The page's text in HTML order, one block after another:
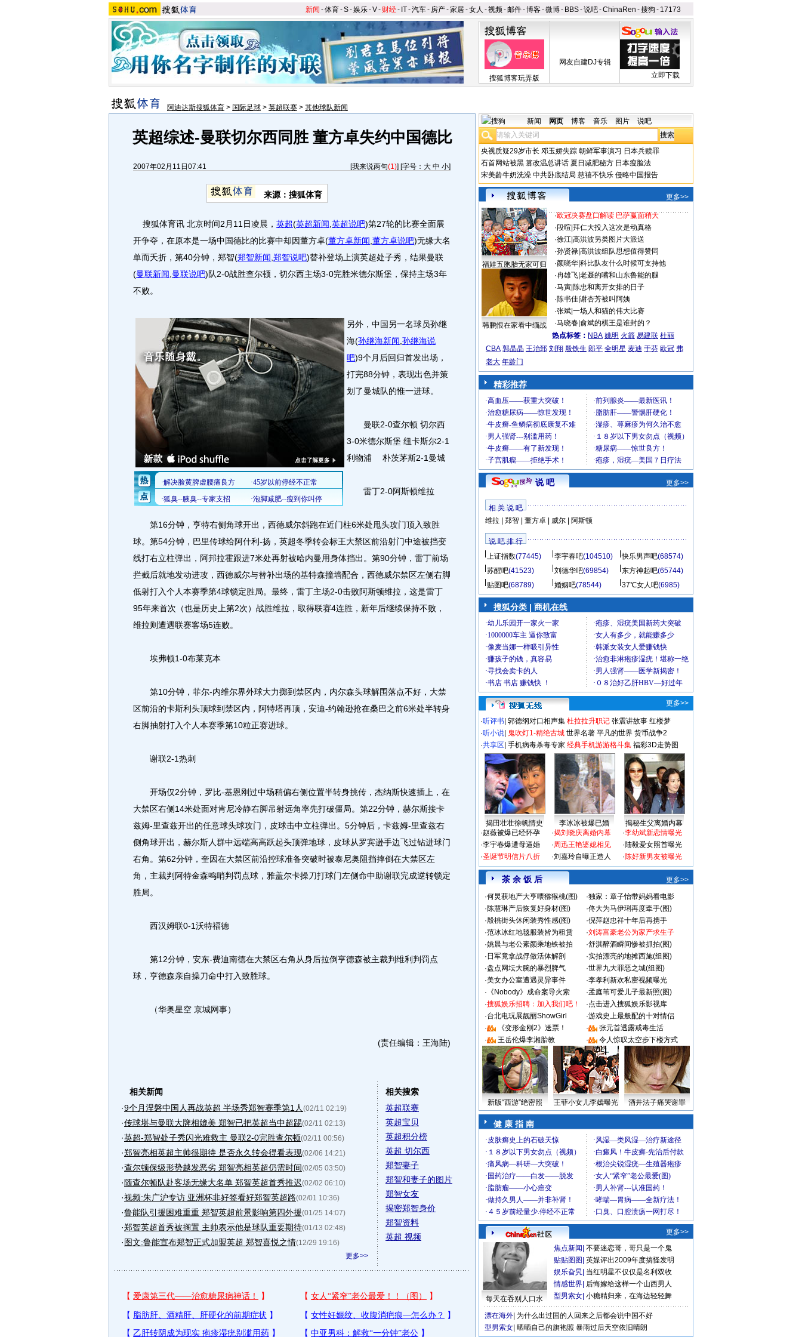
新闻 -体育-S-娱乐-V- 财经- IT-汽车- 房产-家居-女人 -视频-邮件-博客-微博- BBS-说吧-ChinaRen -搜狗 - 17173
搜狐博客玩弄版
网友自建DJ专辑
立即下载
阿迪达斯搜狐体育 > 国际足球 > 英超联赛 > 其他球队新闻
英超综述-曼联切尔西同胜 董方卓失约中国德比
2007年02月11日07:41 [我来说两句(1)] [字号： 大 中 小]
来源：搜狐体育
搜狐体育讯 北京时间2月11日凌晨， 英超(英超新闻 英超说吧)第27轮的比赛全面展
开争夺，在原本是一场中国德比的比赛中却因董方卓(董方卓新闻 董方卓说吧)无缘大名
单而夭折，第40分钟，郑智(郑智新闻 郑智说吧)替补登场上演英超处子秀，结果曼联
(曼联新闻 曼联说吧)队2-0战胜查尔顿，切尔西主场3-0完胜米德尔斯堡，保持主场3年
不败。
另外，中国另一名球员孙继
海(孙继海新闻 孙继海说
吧)9个月后回归首发出场，
打完88分钟，表现出色并策
划了曼城队的惟一进球。
曼联2-0查尔顿 切尔西
3-0米德尔斯堡 纽卡斯尔2-1
利物浦 朴茨茅斯2-1曼城
雷丁2-0阿斯顿维拉
第16分钟，亨特右侧角球开出，西德威尔斜跑在近门柱6米处甩头攻门顶入致胜
球。第54分钟，巴里传球给阿什利-扬，英超冬季转会标王大禁区前沿射门中途被挡变
线打右立柱弹出，阿邦拉霍跟进7米处再射被哈内曼用身体挡出。第90分钟，雷丁前场
拦截后就地发动进攻，西德威尔与替补出场的基特森撞墙配合，西德威尔禁区左侧右脚
低射打入个人本赛季第4球锁定胜局。最终，雷丁主场2-0击败阿斯顿维拉，这是雷丁
95年来首次（也是历史上第2次）战胜维拉，取得联赛4连胜，新年后继续保持不败，
维拉则遭遇联赛客场5连败。
埃弗顿1-0布莱克本
第10分钟，菲尔-内维尔界外球大力掷到禁区内，内尔森头球解围落点不好，大禁
区前沿的卡斯利头顶球到禁区内，阿特塔再顶，安迪-约翰逊抢在桑巴之前6米处半转身
右脚抽射打入个人本赛季第10粒正赛进球。
谢联2-1热刺
开场仅2分钟，罗比-基恩刚过中场稍偏右侧位置半转身挑传，杰纳斯快速插上，在
大禁区右侧14米处面对肯尼冷静右脚吊射远角率先打破僵局。第22分钟，赫尔斯接卡
兹姆-里查兹开出的任意球头球攻门，皮球击中立柱弹出。5分钟后，卡兹姆-里查兹右
侧角球开出，赫尔斯人群中远端高高跃起头顶弹地球，皮球从罗宾逊手边飞过钻进球门
右角。第62分钟，奎因在大禁区前沿控球准备突破时被泰尼奥阻挡摔倒在大禁区左
角，主裁判阿特金森鸣哨判罚点球，雅盖尔卡操刀打球门左侧命中助谢联完成逆转锁定
胜局。
西汉姆联0-1沃特福德
第12分钟，安东-费迪南德在大禁区右角从身后拉倒亨德森被主裁判维利判罚点
球，亨德森亲自操刀命中打入致胜球。
（华奥星空 京城网事）
(责任编辑：王海陆)
相关新闻
·9个月涅磐中国人再战英超 半场秀郑智赛季第1人 (02/11 02:19)
·传球堪与曼联大牌相媲美 郑智已把英超当中超踢(02/11 02:13)
·英超-郑智处子秀闪光难救主 曼联2-0完胜查尔顿(02/11 00:56)
·郑智亮相英超主帅很期待 是否永久转会得看表现(02/06 14:21)
·查尔顿保级形势越发恶劣 郑智亮相英超仍需时间(02/05 03:50)
·随查尔顿队赴客场无缘大名单 郑智英超首秀推迟(02/02 06:10)
·视频:朱广沪专访 亚洲杯非好签看好郑智英超路(02/01 10:36)
·鲁能队引援困难重重 郑智英超前景影响第四外援(01/25 14:07)
·郑智英超首秀被搁置 主帅表示他是球队重要期待(01/13 02:48)
·图文:鲁能宣布郑智正式加盟英超 郑智喜悦之情(12/29 19:16)
更多>>
相关搜索
英超联赛
英超宝贝
英超积分榜
英超 切尔西
郑智妻子
郑智和妻子的图片
郑智女友
揭密郑智身价
郑智资料
英超 视频
新闻 网页 博客 音乐 图片 说吧
央视质疑29岁市长 邓玉娇失踪 朝鲜军事演习 日本兵赎罪
石首网站被黑 篡改温总讲话 夏日减肥秘方 日本瘦脸法
宋美龄牛奶洗澡 中共卧底结局 慈禧不快乐 侵略中国报告
更多>>
福娃五胞胎无家可归
韩鹏恨在家看中缅战
·欧冠决赛盘口解读 巴萨赢面稍大
·段暄 拜仁大投入这次是动真格
·徐江| 高洪波另类图片大派送
·孙贤禄| 高洪波组队思想值得赞同
·颜晓华| 科比队友什么时候可支持他
·冉雄飞| 老聂的嘴和山东鲁能的腿
·马寅| 陈忠和离开女排的日子
·陈书佳| 谢杏芳被叫阿姨
·张斌| 一场人和猫的伟大比赛
·马晓春| 俞斌的棋王是谁封的？
热点标签： NBA 姚明 火箭 易建联 杜丽
CBA 郭晶晶 王治郅 刘翔 殷铁生 郎平 全明星 麦迪 于芬 欧冠 弗
老大 年龄门
精彩推荐
说 吧 更多>>
相 关 说 吧
维拉| 郑智| 董方卓| 威尔| 阿斯顿
说 吧 排 行
上证指数(77445) 李宇春吧(104510) 快乐男声吧(68574)
苏醒吧(41523) 刘德华吧(69854) 东方神起吧(65744)
贴图吧(68789) 婚姻吧(78544) 37℃女人吧(6985)
搜狐分类 | 商机在线
更多>>
·听评书 郭德纲对口相声集 杜拉拉升职记 张震讲故事 红楼梦
·听小说 鬼吹灯1-精绝古城 世界名著 平凡的世界 货币战争2
·共享区 手机病毒杀毒专家 经典手机游游格斗集 福彩3D走势图
揭田壮壮徐帆情史 李冰冰被爆已婚
揭秘生父离婚内幕
·赵薇被爆已经怀孕
·李宇春爆遭母逼婚
·圣诞节明信片八折
·揭刘晓庆离婚内幕
·周迅王艳婆媳相见
·刘嘉玲自曝正造人
·李幼斌新恋情曝光
·陆毅爱女照首曝光
·陈好新男友被曝光
茶 余 饭 后
更多>>
·何炅获地产大亨喂猕猴桃(图) ·独家：章子怡带妈妈看电影
·陈慧琳产后恢复好身材(图) ·佟大为马伊琍再度牵手(图)
·殷桃街头休闲装秀性感(图) ·倪萍赵忠祥十年后再携手
·范冰冰红地毯服装皆为租赁 ·刘涛富豪老公为家产求生子
·姚晨与老公素颜乘地铁被拍 ·舒淇醉酒瞬间惨被抓拍(图)
· 日军竟拿战俘做活体解剖 ·实拍漂亮的地摊西施(组图)
·盘点网坛大腕的暴烈脾气 ·世界九大罪恶之城(组图)
·美女办公室遭遇灵异事件 ·李孝利新欢私密视频曝光
· 《Nobody》成命案导火索 ·孟庭苇可爱儿子最新照(图)
·搜狐娱乐招聘：加入我们吧！ ·点击进入搜狐娱乐影视库
·台北电玩展靓丽ShowGirl ·游戏史上最般配的十对情侣
·
《变形金刚2》送票！ ·
张元首透露戒毒生活
·
王岳伦爆李湘胎教 · 令人惊叹太空步下楼方式
新版“西游”绝密照 王菲小女儿李嫣曝光 酒井法子痛哭谢罪
健 康 指 南
更多>>
每天在吞别人口水
焦点新闻 不要迷恋哥，哥只是一个鬼
贴贴图图 英媒评出2009年度搞怪发明
娱乐旮旯 当红明星不仅仅是名利双收
情感世界 后悔嫁给这样一个山西男人
型男索女 小糖精归来，在海边轻轻舞
漂在海外 为什么出过国的人回来之后都会说中国不好
型男索女 晒晒自己的旗袍照 暴雨过后天空依旧晴朗